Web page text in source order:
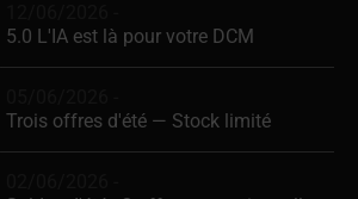
5.0 L'IA est là pour votre DCM
Trois offres d'été — Stock limité